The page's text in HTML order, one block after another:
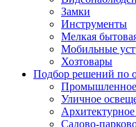
Замки
Инструменты
Мелкая
Мобильные
Хозтовары
Подбор решений по
Уличное
Садово-